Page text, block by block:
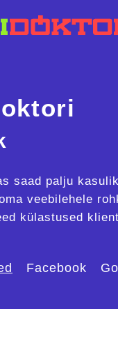
saad palju
veebilehele
külastused
Facebook